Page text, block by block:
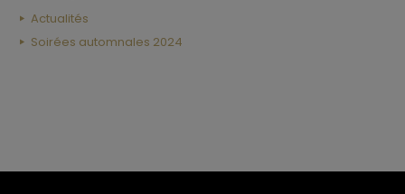
Actualités
Soirées automnales 2024